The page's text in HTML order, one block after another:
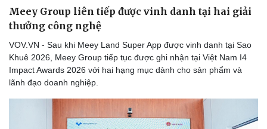
Meey Group liên tiếp được vinh danh tại hai giải
thưởng công nghệ
VOV.VN - Sau khi Meey Land Super App được vinh danh tại Sao
Khuê 2026, Meey Group tiếp tục được ghi nhận tại Việt Nam I4
Impact Awards 2026 với hai hạng mục dành cho sản phẩm và
lãnh đạo doanh nghiệp.